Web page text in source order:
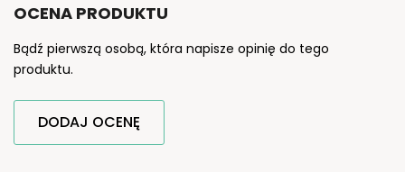
OCENA PRODUKTU
Bądź pierwszą osobą, która napisze opinię do tego
produktu.
DODAJ OCENĘ